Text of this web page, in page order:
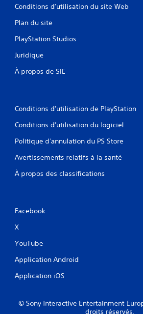
Conditions d'utilisation du site Web
Plan du site
PlayStation Studios
Juridique
À propos de SIE
Conditions d'utilisation de PlayStation
Conditions d'utilisation du logiciel
Politique d'annulation du PS Store
Avertissements relatifs à la santé
À propos des classifications
Facebook
X
YouTube
Application Android
Application iOS
© Sony Interactive Entertainment
droits réservés.